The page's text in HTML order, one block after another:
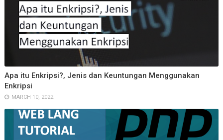
Apa itu Enkripsi?, Jenis dan Keuntungan Menggunakan
Enkripsi
MARCH 10, 2022